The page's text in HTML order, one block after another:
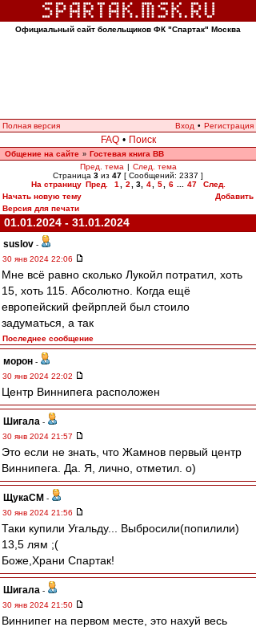
Официальный сайт болельщиков ФК "Спартак" Москва
Полная версия Вход • Регистрация
FAQ • Поиск
Общение на сайте » Гостевая книга ВВ
Пред. тема | След. тема
Страница 3 из 47 [ Сообщений: 2337 ]
На страницу Пред. 1 2 3, 4 5 6 47
След.
Начать новую тему
Добавить
Версия для печати
01.01.2024 - 31.01.2024
suslov -
30 янв 2024 22:06
Мне всё равно сколько Лукойл потратил, хоть
15, хоть 115. Абсолютно. Когда ещё
европейский фейрплей был стоило
задуматься, а так
Последнее сообщение
морон -
30 янв 2024 22:02
Центр Виннипега расположен
Шигала -
30 янв 2024 21:57
Это если не знать, что Жамнов первый центр
Виннипега. Да. Я, лично, отметил. о)
ЩукаСМ -
30 янв 2024 21:56
Таки купили Угальду... Выбросили(попилили)
13,5 лям ;(
Боже,Храни Спартак!
Шигала -
30 янв 2024 21:50
Виннипег на первом месте, это нахуй весь